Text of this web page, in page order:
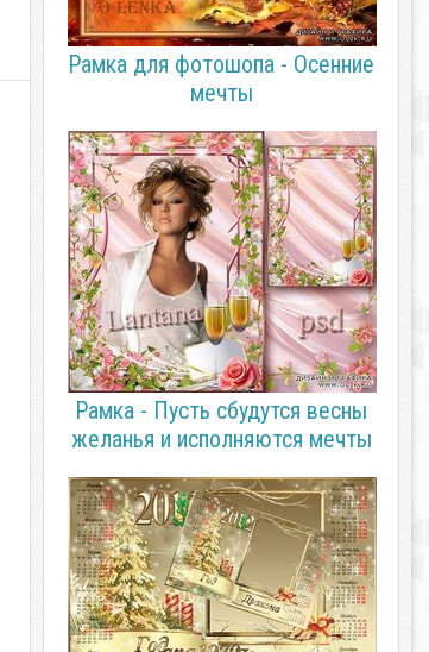
Рамка для фотошопа - Осенние
мечты
Рамка - Пусть сбудутся весны
желанья и исполняются мечты